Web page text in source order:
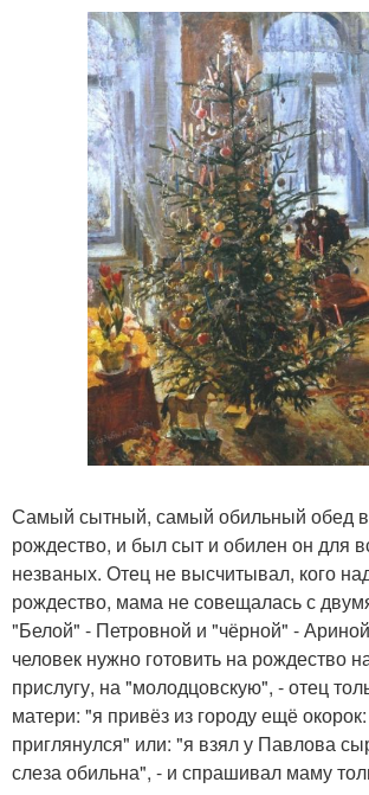
Самый сытный, самый обильный обед
рождество, и был сыт и обилен он для
незваных. Отец не высчитывал, кого
рождество, мама не совещалась с
"Белой" - Петровной и "чёрной" -
человек нужно готовить на рождество
прислугу, на "молодцовскую", - отец
матери: "я привёз из городу ещё
приглянулся" или: "я взял у Павлова
слеза обильна", - и спрашивал маму